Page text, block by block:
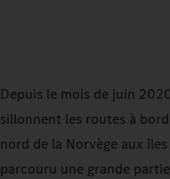
Depuis le mois de juin
sillonnent les routes à
nord de la Norvège aux
parcouru une grande